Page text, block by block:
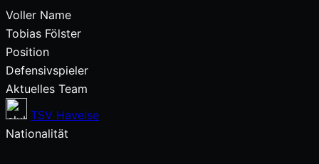
Voller Name
Tobias Fölster
Position
Defensivspieler
Aktuelles Team
TSV Havelse
Nationalität